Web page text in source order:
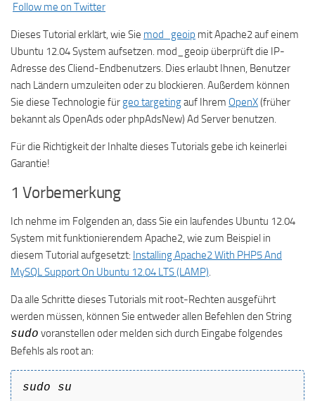
Follow me on Twitter
Dieses Tutorial erklärt, wie Sie mod_geoip mit Apache2 auf einem
Ubuntu 12.04 System aufsetzen. mod_geoip überprüft die IP-
Adresse des Cliend-Endbenutzers. Dies erlaubt Ihnen, Benutzer
nach Ländern umzuleiten oder zu blockieren. Außerdem können
Sie diese Technologie für geo targetingauf Ihrem OpenX(früher
bekannt als OpenAds oder phpAdsNew) Ad Server benutzen.
Für die Richtigkeit der Inhalte dieses Tutorials gebe ich keinerlei
Garantie!
1 Vorbemerkung
Ich nehme im Folgenden an, dass Sie ein laufendes Ubuntu 12.04
System mit funktionierendem Apache2, wie zum Beispiel in
diesem Tutorial aufgesetzt: Installing Apache2 With PHP5 And
MySQL Support On Ubuntu 12.04 LTS (LAMP).
Da alle Schritte dieses Tutorials mit root-Rechten ausgeführt
werden müssen, können Sie entweder allen Befehlen den String
sudo voranstellen oder melden sich durch Eingabe folgendes
Befehls als root an:
sudo su